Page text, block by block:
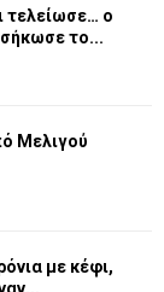
τελείωσε… ο
το...
Μελιγού
με κέφι,